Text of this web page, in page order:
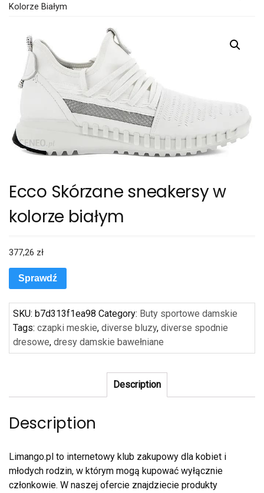
Kolorze Białym
Ecco Skórzane sneakersy w
kolorze białym
377,26 zł
Sprawdź
SKU: b7d313f1ea98 Category: Buty sportowe damskie
Tags: czapki meskie, diverse bluzy, diverse spodnie
dresowe, dresy damskie bawełniane
Description
Description
Limango.pl to internetowy klub zakupowy dla kobiet i
młodych rodzin, w którym mogą kupować wyłącznie
członkowie. W naszej ofercie znajdziecie produkty